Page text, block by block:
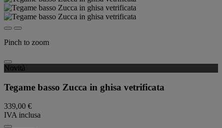
Pinch to zoom
Novità
Tegame basso Zucca in ghisa vetrificata
339,00 €
IVA inclusa